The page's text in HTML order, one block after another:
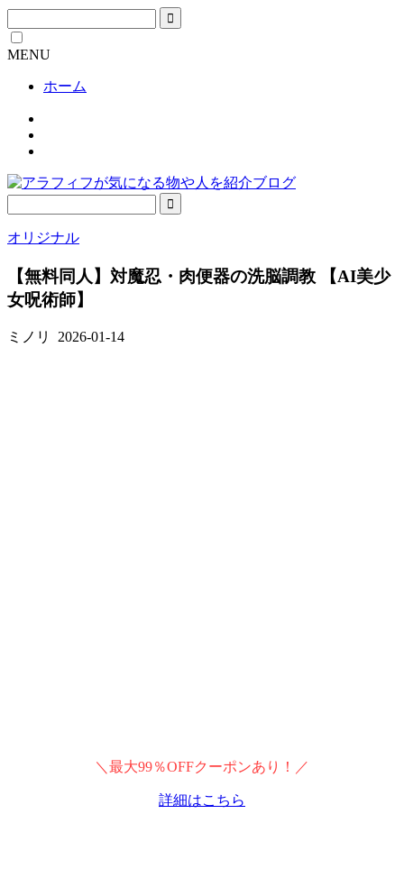
MENU
ホーム
オリジナル
【無料同人】対魔忍・肉便器の洗脳調教 【AI美少
女呪術師】
ミノリ 2026-01-14
＼最大99％OFFクーポンあり！／
詳細はこちら